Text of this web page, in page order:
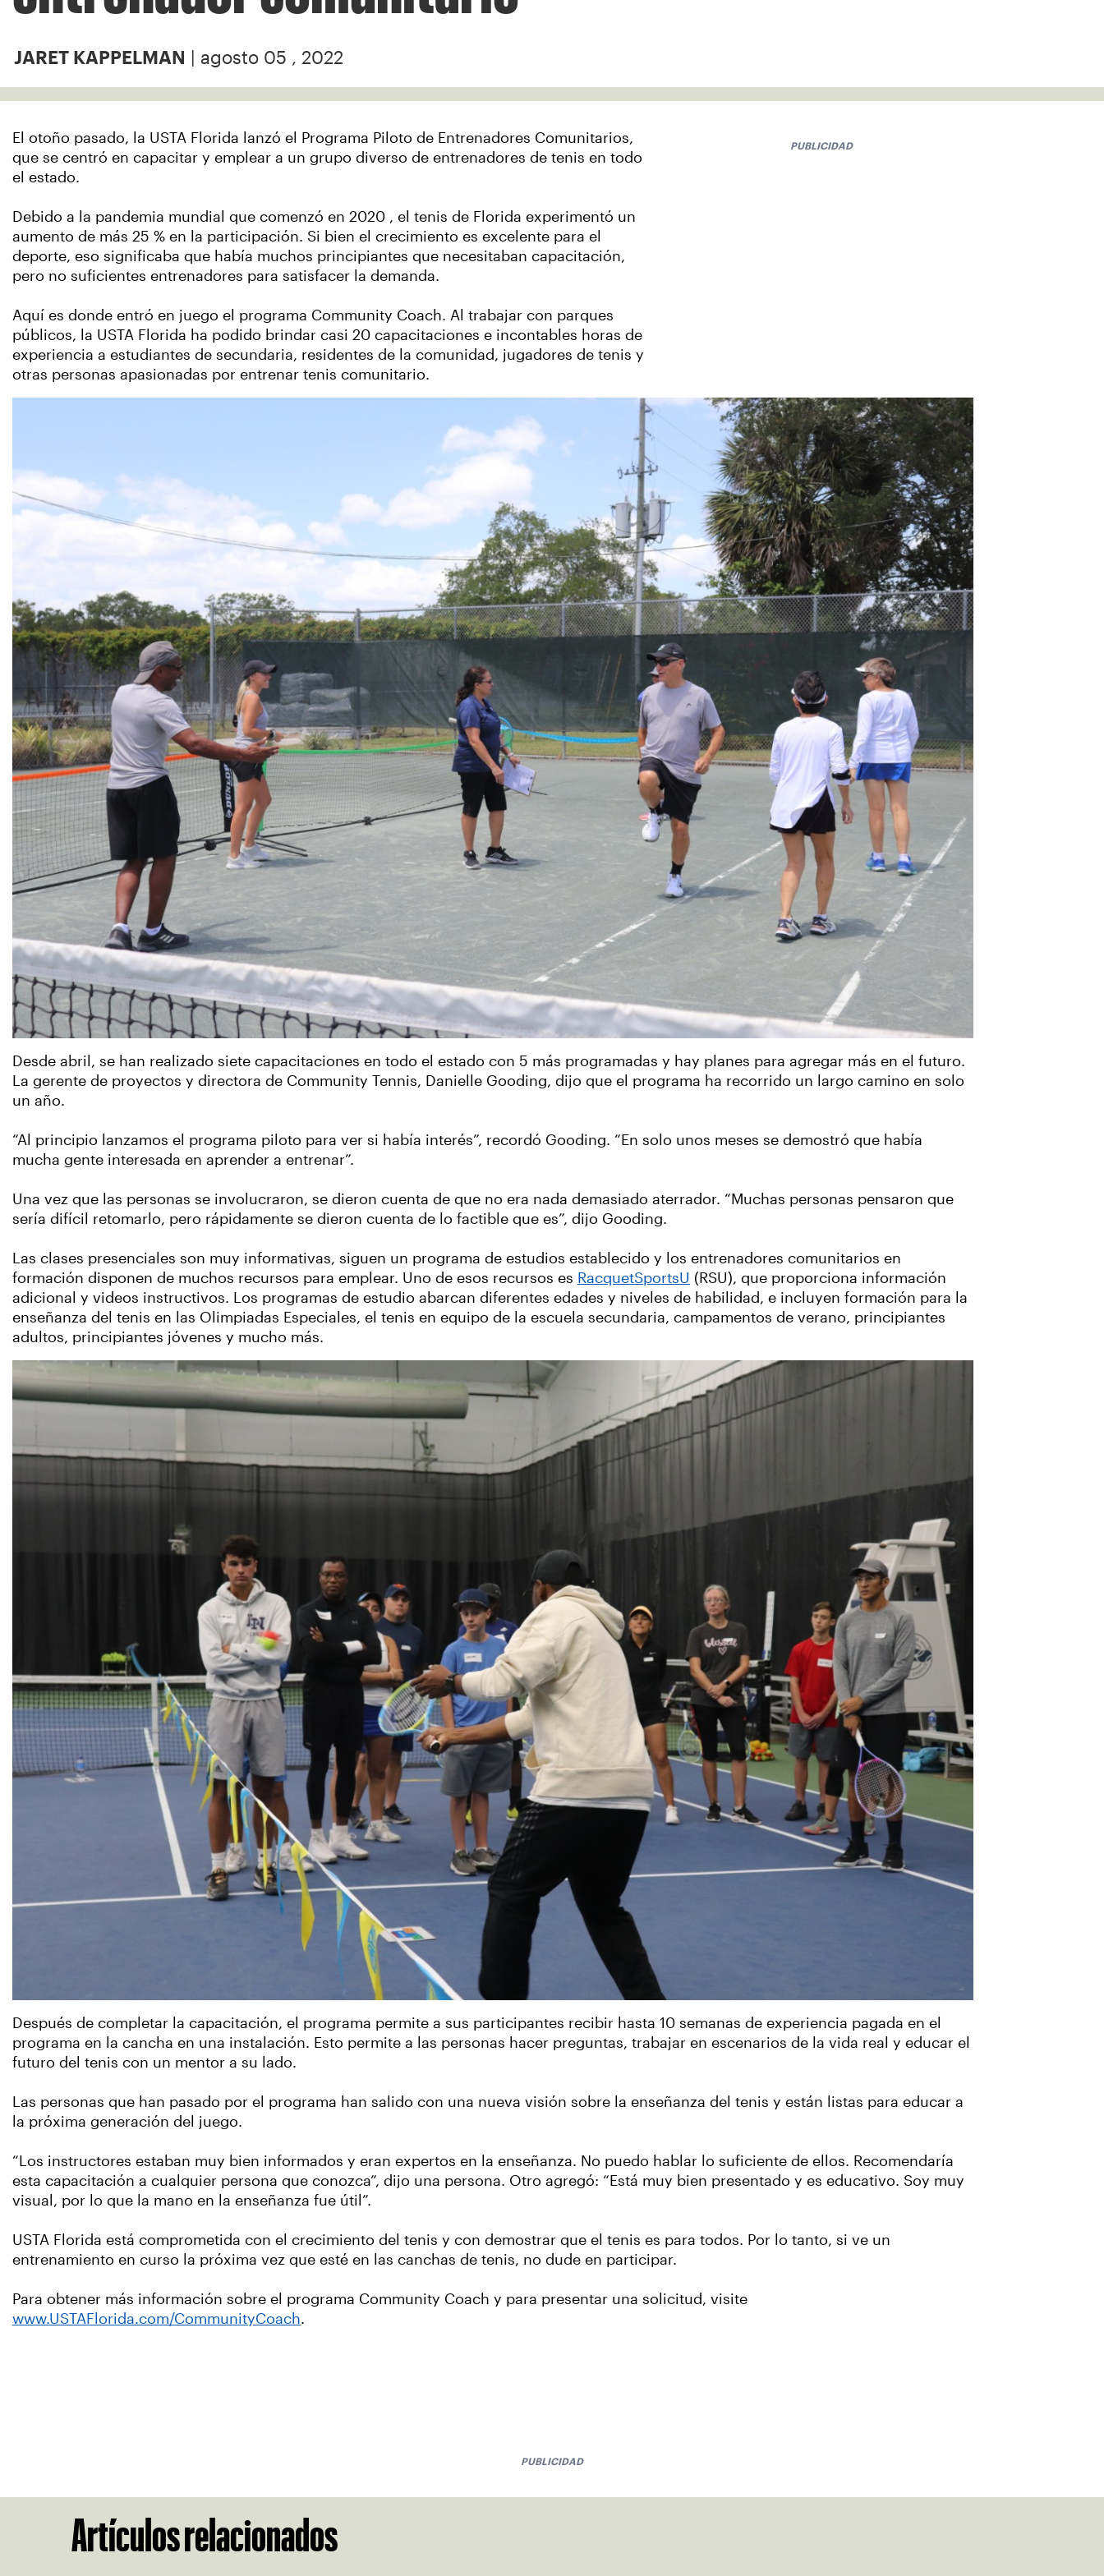
JARET KAPPELMAN | agosto 05 , 2022
El otoño pasado, la USTA Florida lanzó el Programa Piloto de Entrenadores Comunitarios,
que se centró en capacitar y emplear a un grupo diverso de entrenadores de tenis en todo
el estado.
Debido a la pandemia mundial que comenzó en 2020 , el tenis de Florida experimentó un
aumento de más 25 % en la participación. Si bien el crecimiento es excelente para el
deporte, eso significaba que había muchos principiantes que necesitaban capacitación,
pero no suficientes entrenadores para satisfacer la demanda.
Aquí es donde entró en juego el programa Community Coach. Al trabajar con parques
públicos, la USTA Florida ha podido brindar casi 20 capacitaciones e incontables horas de
experiencia a estudiantes de secundaria, residentes de la comunidad, jugadores de tenis y
otras personas apasionadas por entrenar tenis comunitario.
PUBLICIDAD
Desde abril, se han realizado siete capacitaciones en todo el estado con 5 más programadas y hay planes para agregar más en el futuro.
La gerente de proyectos y directora de Community Tennis, Danielle Gooding, dijo que el programa ha recorrido un largo camino en solo
un año.
“Al principio lanzamos el programa piloto para ver si había interés”, recordó Gooding. “En solo unos meses se demostró que había
mucha gente interesada en aprender a entrenar”.
Una vez que las personas se involucraron, se dieron cuenta de que no era nada demasiado aterrador. “Muchas personas pensaron que
sería difícil retomarlo, pero rápidamente se dieron cuenta de lo factible que es”, dijo Gooding.
Las clases presenciales son muy informativas, siguen un programa de estudios establecido y los entrenadores comunitarios en
formación disponen de muchos recursos para emplear. Uno de esos recursos es RacquetSportsU (RSU), que proporciona información
adicional y videos instructivos. Los programas de estudio abarcan diferentes edades y niveles de habilidad, e incluyen formación para la
enseñanza del tenis en las Olimpiadas Especiales, el tenis en equipo de la escuela secundaria, campamentos de verano, principiantes
adultos, principiantes jóvenes y mucho más.
Después de completar la capacitación, el programa permite a sus participantes recibir hasta 10 semanas de experiencia pagada en el
programa en la cancha en una instalación. Esto permite a las personas hacer preguntas, trabajar en escenarios de la vida real y educar el
futuro del tenis con un mentor a su lado.
Las personas que han pasado por el programa han salido con una nueva visión sobre la enseñanza del tenis y están listas para educar a
la próxima generación del juego.
“Los instructores estaban muy bien informados y eran expertos en la enseñanza. No puedo hablar lo suficiente de ellos. Recomendaría
esta capacitación a cualquier persona que conozca”, dijo una persona. Otro agregó: “Está muy bien presentado y es educativo. Soy muy
visual, por lo que la mano en la enseñanza fue útil”.
USTA Florida está comprometida con el crecimiento del tenis y con demostrar que el tenis es para todos. Por lo tanto, si ve un
entrenamiento en curso la próxima vez que esté en las canchas de tenis, no dude en participar.
Para obtener más información sobre el programa Community Coach y para presentar una solicitud, visite
www.USTAFlorida.com/CommunityCoach.
PUBLICIDAD
Artículos relacionados